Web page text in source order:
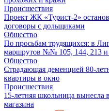
Происшествия
Проект ЖК «Турист-2»
договоры с дольщиками
Общество
По просьбам трудящихся: в
маршрутов №№ 105, 144, 213 и
Общество
Страдающая деменцией 80-
квартиры в окно
Происшествия
15-летняя школьница вынесла
магазина